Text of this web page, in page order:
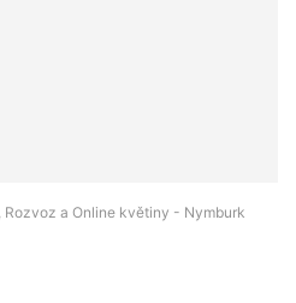
Rozvoz a Online květiny - Nymburk